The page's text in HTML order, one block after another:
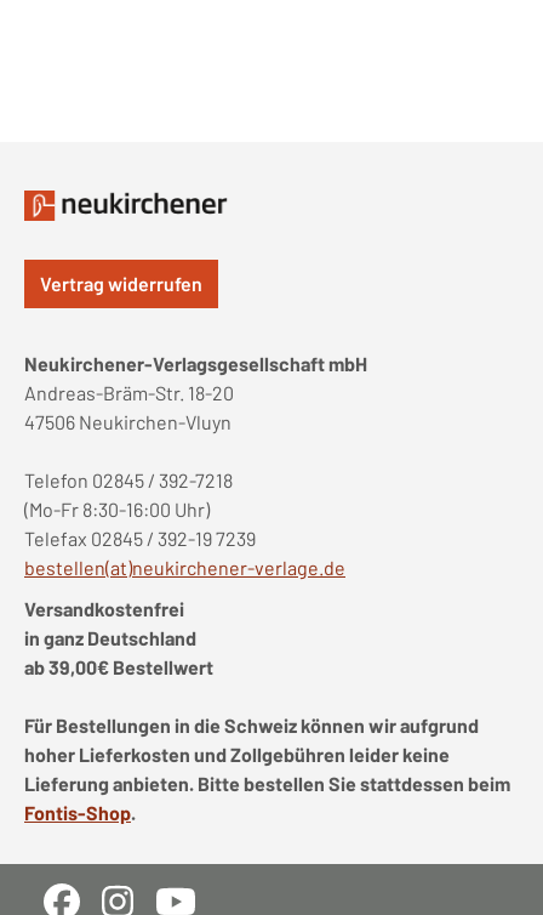
Vertrag widerrufen
Neukirchener-Verlagsgesellschaft mbH
Andreas-Bräm-Str. 18-20
47506 Neukirchen-Vluyn
Telefon 02845 / 392-7218
(Mo-Fr 8:30-16:00 Uhr)
Telefax 02845 / 392-19 7239
bestellen(at)neukirchener-verlage.de
Versandkostenfrei
in ganz Deutschland
ab 39,00€ Bestellwert
Für Bestellungen in die Schweiz können wir aufgrund
hoher Lieferkosten und Zollgebühren leider keine
Lieferung anbieten. Bitte bestellen Sie stattdessen beim
Fontis-Shop.